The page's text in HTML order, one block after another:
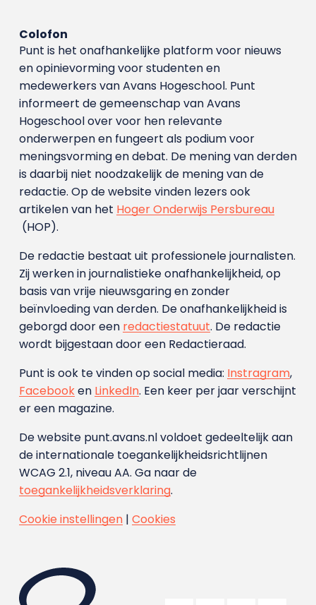
Colofon
Punt is het onafhankelijke platform voor nieuws
en opinievorming voor studenten en
medewerkers van Avans Hoge­school. Punt
informeert de gemeenschap van Avans
Hogeschool over voor hen relevante
onderwerpen en fungeert als podium voor
meningsvorming en debat. De mening van derden
is daarbij niet noodzakelijk de mening van de
redactie. Op de website vinden lezers ook
artikelen van het Hoger Onderwijs Persbureau
(HOP).
De redactie bestaat uit professionele journalisten.
Zij werken in journalistieke onafhankelijkheid, op
basis van vrije nieuwsgaring en zonder
beïnvloeding van derden. De onafhankelijkheid is
geborgd door een redactiestatuut. De redactie
wordt bijgestaan door een Redactieraad.
Punt is ook te vinden op social media: Instragram,
Facebooken LinkedIn. Een keer per jaar verschijnt
er een magazine.
De website punt.avans.nl voldoet gedeeltelijk aan
de internationale toegankelijkheidsrichtlijnen
WCAG 2.1, niveau AA. Ga naar de
toegankelijkheidsverklaring.
Cookie instellingen| Cookies